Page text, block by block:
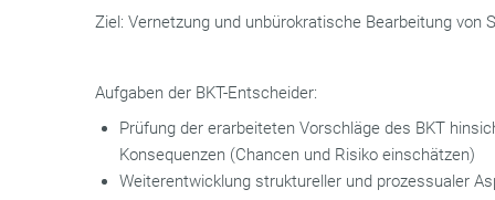
Ziel: Vernetzung und unbürokratische Bearbeitung von
Aufgaben der BKT-Entscheider:
Prüfung der erarbeiteten Vorschläge des BKT
Konsequenzen (Chancen und Risiko einschätzen)
Weiterentwicklung struktureller und prozessualer